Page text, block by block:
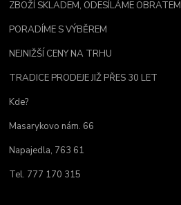
ZBOŽÍ SKLADEM, ODESÍLÁME OBRATEM
PORADÍME S VÝBĚREM
NEJNIŽŠÍ CENY NA TRHU
TRADICE PRODEJE JIŽ PŘES 30 LET
Kde?
Masarykovo nám. 66
Napajedla, 763 61
Tel. 777 170 315